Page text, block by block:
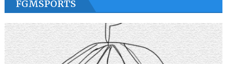
FGMSPORTS